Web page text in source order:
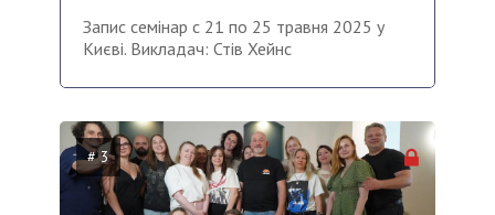
Запис семінар с 21 по 25 травня 2025 у
Києві. Викладач: Стів Хейнс
# 3